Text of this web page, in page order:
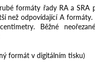
formáty řady RA a SRA
než odpovídající A formáty.
Běžné
formát v digitálním tisku)